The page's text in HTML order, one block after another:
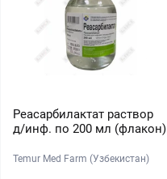
Реасарбилактат раствор
д/инф. по 200 мл (флакон)
Temur Med Farm (Узбекистан)